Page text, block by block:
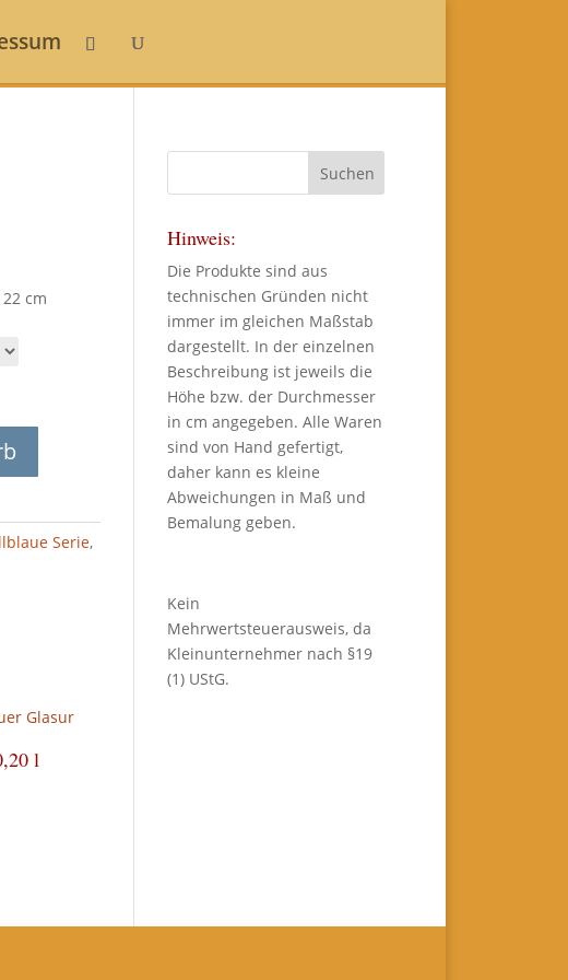
cm
Serie,
l
Hinweis:
Die Produkte sind aus
technischen Gründen nicht
immer im gleichen Maßstab
dargestellt. In der einzelnen
Beschreibung ist jeweils die
Höhe bzw. der Durchmesser
in cm angegeben. Alle Waren
sind von Hand gefertigt,
daher kann es kleine
Abweichungen in Maß und
Bemalung geben.
Kein
Mehrwertsteuerausweis, da
Kleinunternehmer nach §19
(1) UStG.